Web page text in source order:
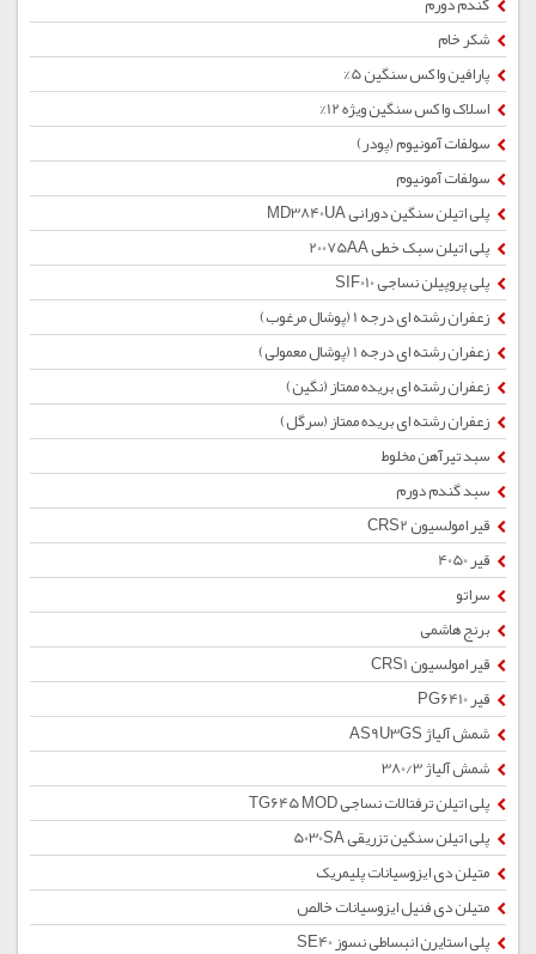
شکر خام
پارافین واکس سنگین 5%
اسلاک واکس سنگین ویژه 12%
سولفات آمونیوم (پودر)
سولفات آمونیوم
پلی اتیلن سنگین دورانی MD3840UA
پلی اتیلن سبک خطی 20075AA
پلی پروپیلن نساجی SIF010
زعفران رشته ای درجه 1 (پوشال مرغوب)
زعفران رشته ای درجه 1 (پوشال معمولی)
زعفران رشته ای بریده ممتاز (نگین)
زعفران رشته ای بریده ممتاز (سرگل)
سبد تیرآهن مخلوط
سبد گندم دورم
قیر امولسیون CRS2
قیر 4050
سراتو
برنج هاشمی
قیر امولسیون CRS1
قیر PG6410
شمش آلیاژ AS9U3GS
شمش آلیاژ 380/3
پلی اتیلن ترفتالات نساجی TG645 MOD
پلی اتیلن سنگین تزریقی 5030SA
متیلن دی ایزوسیانات پلیمریک
متیلن دی فنیل ایزوسیانات خالص
پلی استایرن انبساطی نسوز SE40